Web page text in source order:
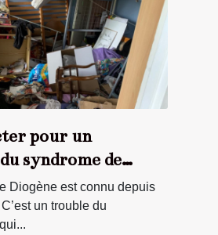
pour un
syndrome de
et ses
Diogène est connu depuis
un trouble du